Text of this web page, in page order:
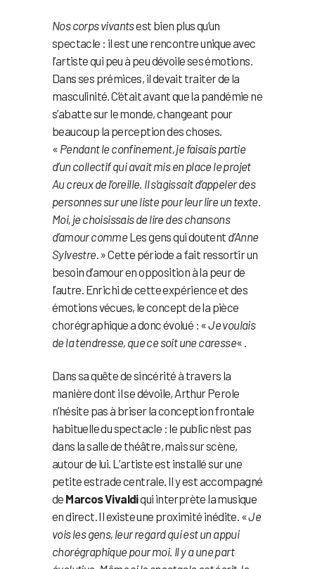
Nos corps vivantsest bien plus qu’un
spectacle : il est une rencontre unique avec
l’artiste qui peu à peu dévoile ses émotions.
Dans ses prémices, il devait traiter de la
masculinité. C’était avant que la pandémie ne
s’abatte sur le monde, changeant pour
beaucoup la perception des choses.
« Pendant le confinement, je faisais partie
d’un collectif qui avait mis en place le projet
Au creux de l’oreille. Il s’agissait d’appeler des
personnes sur une liste pour leur lire un texte.
Moi, je choisissais de lire des chansons
d’amour comme Les gens qui doutent d’Anne
Sylvestre . » Cette période a fait ressortir un
besoin d’amour en opposition à la peur de
l’autre. Enrichi de cette expérience et des
émotions vécues, le concept de la pièce
chorégraphique a donc évolué : «Je voulais
de la tendresse, que ce soit une caresse« .
Dans sa quête de sincérité à travers la
manière dont il se dévoile, Arthur Perole
n’hésite pas à briser la conception frontale
habituelle du spectacle : le public n’est pas
dans la salle de théâtre, mais sur scène,
autour de lui. L’artiste est installé sur une
petite estrade centrale. Il y est accompagné
de Marcos Vivaldiqui interprète la musique
en direct. Il existe une proximité inédite. «Je
vois les gens, leur regard qui est un appui
chorégraphique pour moi. Il y a une part